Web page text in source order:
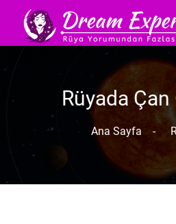
Rüyada
Ana Sayfa -